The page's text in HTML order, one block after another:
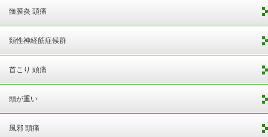
髄膜炎 頭痛
頚性神経筋症候群
首こり 頭痛
頭が重い
風邪 頭痛